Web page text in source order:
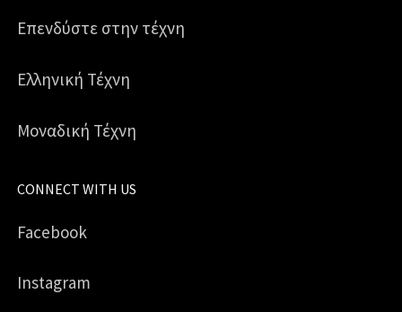
Επενδύστε στην τέχνη
Ελληνική Τέχνη
Μοναδική Τέχνη
CONNECT WITH US
Facebook
Instagram